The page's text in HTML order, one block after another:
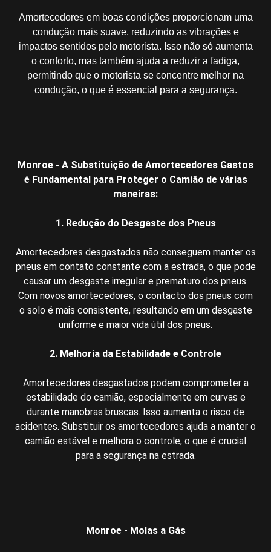
Amortecedores em boas condições proporcionam uma
condução mais suave, reduzindo as vibrações e
impactos sentidos pelo motorista. Isso não só aumenta
o conforto, mas também ajuda a reduzir a fadiga,
permitindo que o motorista se concentre melhor na
condução, o que é essencial para a segurança.
Monroe - A Substituição de Amortecedores Gastos
é Fundamental para Proteger o Camião de várias
maneiras:
1. Redução do Desgaste dos Pneus
Amortecedores desgastados não conseguem manter os
pneus em contato constante com a estrada, o que pode
causar um desgaste irregular e prematuro dos pneus.
Com novos amortecedores, o contacto dos pneus com
o solo é mais consistente, resultando em um desgaste
uniforme e maior vida útil dos pneus.
2. Melhoria da Estabilidade e Controle
Amortecedores desgastados podem comprometer a
estabilidade do camião, especialmente em curvas e
durante manobras bruscas. Isso aumenta o risco de
acidentes. Substituir os amortecedores ajuda a manter o
camião estável e melhora o controle, o que é crucial
para a segurança na estrada.
Monroe - Molas a Gás